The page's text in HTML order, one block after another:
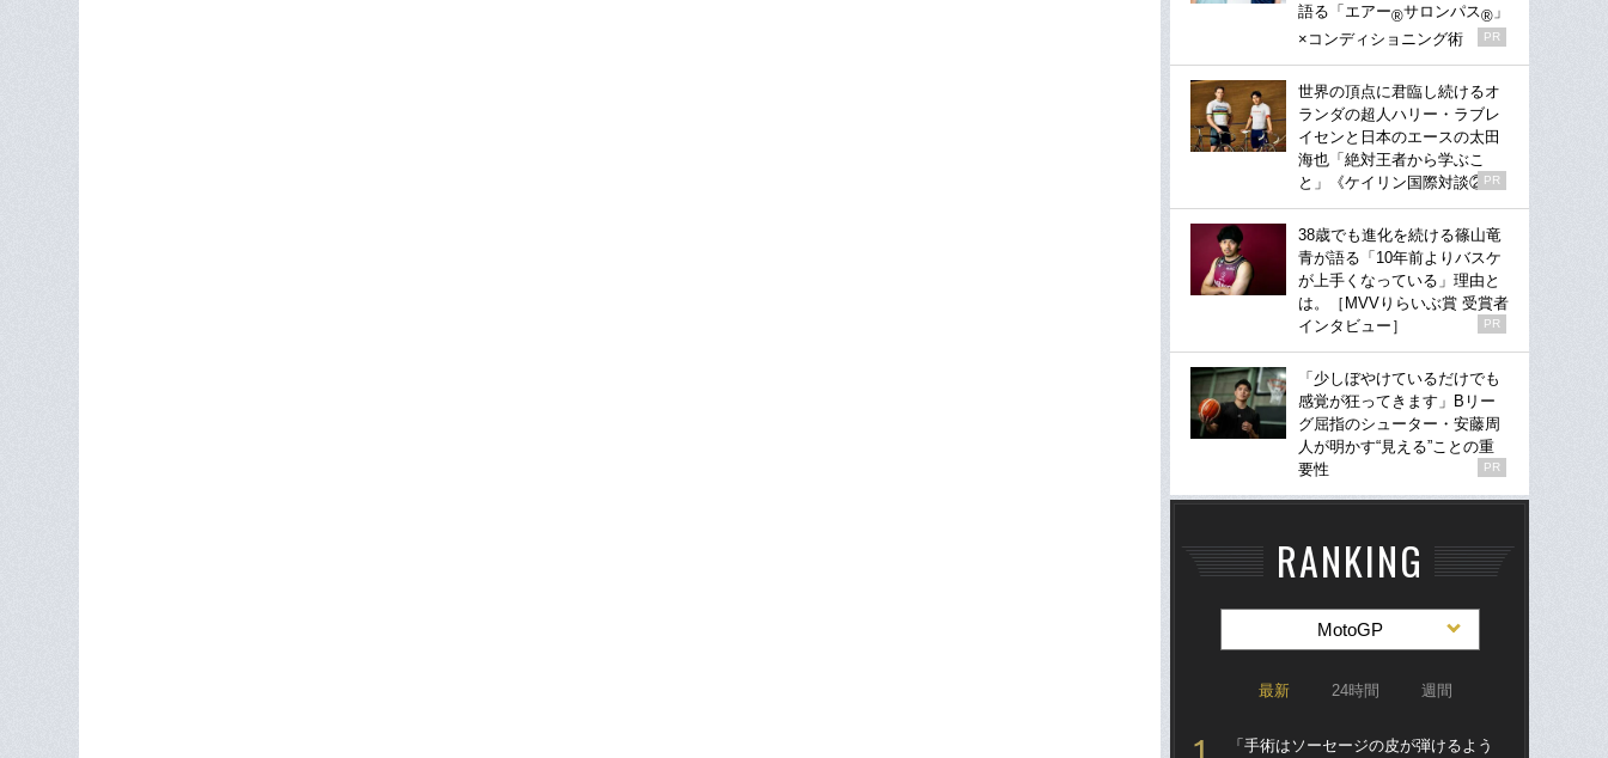
語る「エアー®サロンパス® 」
×コンディショニング術
PR
世界の頂点に君臨し続けるオ
ランダの超人ハリー・ラブレ
イセンと日本のエースの太田
海也「絶対王者から学ぶこ
と」《ケイリン国際対談②》
PR
38歳でも進化を続ける篠山竜
青が語る「10年前よりバスケ
が上手くなっている」理由と
は。［MVVりらいぶ賞 受賞者
インタビュー］
PR
「少しぼやけているだけでも
感覚が狂ってきます」Bリー
グ屈指のシューター・安藤周
人が明かす“見える”ことの重
要性
PR
RANKING
MotoGP
最新 24時間 週間
「手術はソーセージの皮が弾けるよう